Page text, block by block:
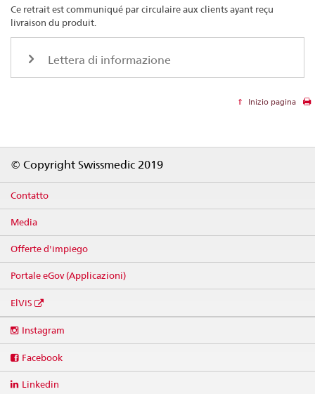
Ce retrait est communiqué par circulaire aux clients ayant reçu
livraison du produit.
Lettera di informazione
Inizio pagina
© Copyright Swissmedic 2019
Contatto
Media
Offerte d'impiego
Portale eGov (Applicazioni)
ElViS
media
Instagram
Facebook
Linkedin